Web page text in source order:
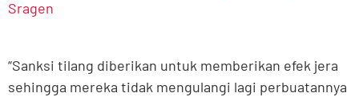
Sragen
“Sanksi tilang diberikan untuk memberikan efek jera
sehingga mereka tidak mengulangi lagi perbuatannya